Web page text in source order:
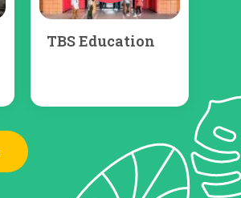
TBS Education